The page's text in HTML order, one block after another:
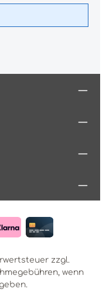
zzgl.
wenn